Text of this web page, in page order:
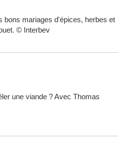
bons mariages d'épices, herbes et
© Interbev
une viande ? Avec Thomas